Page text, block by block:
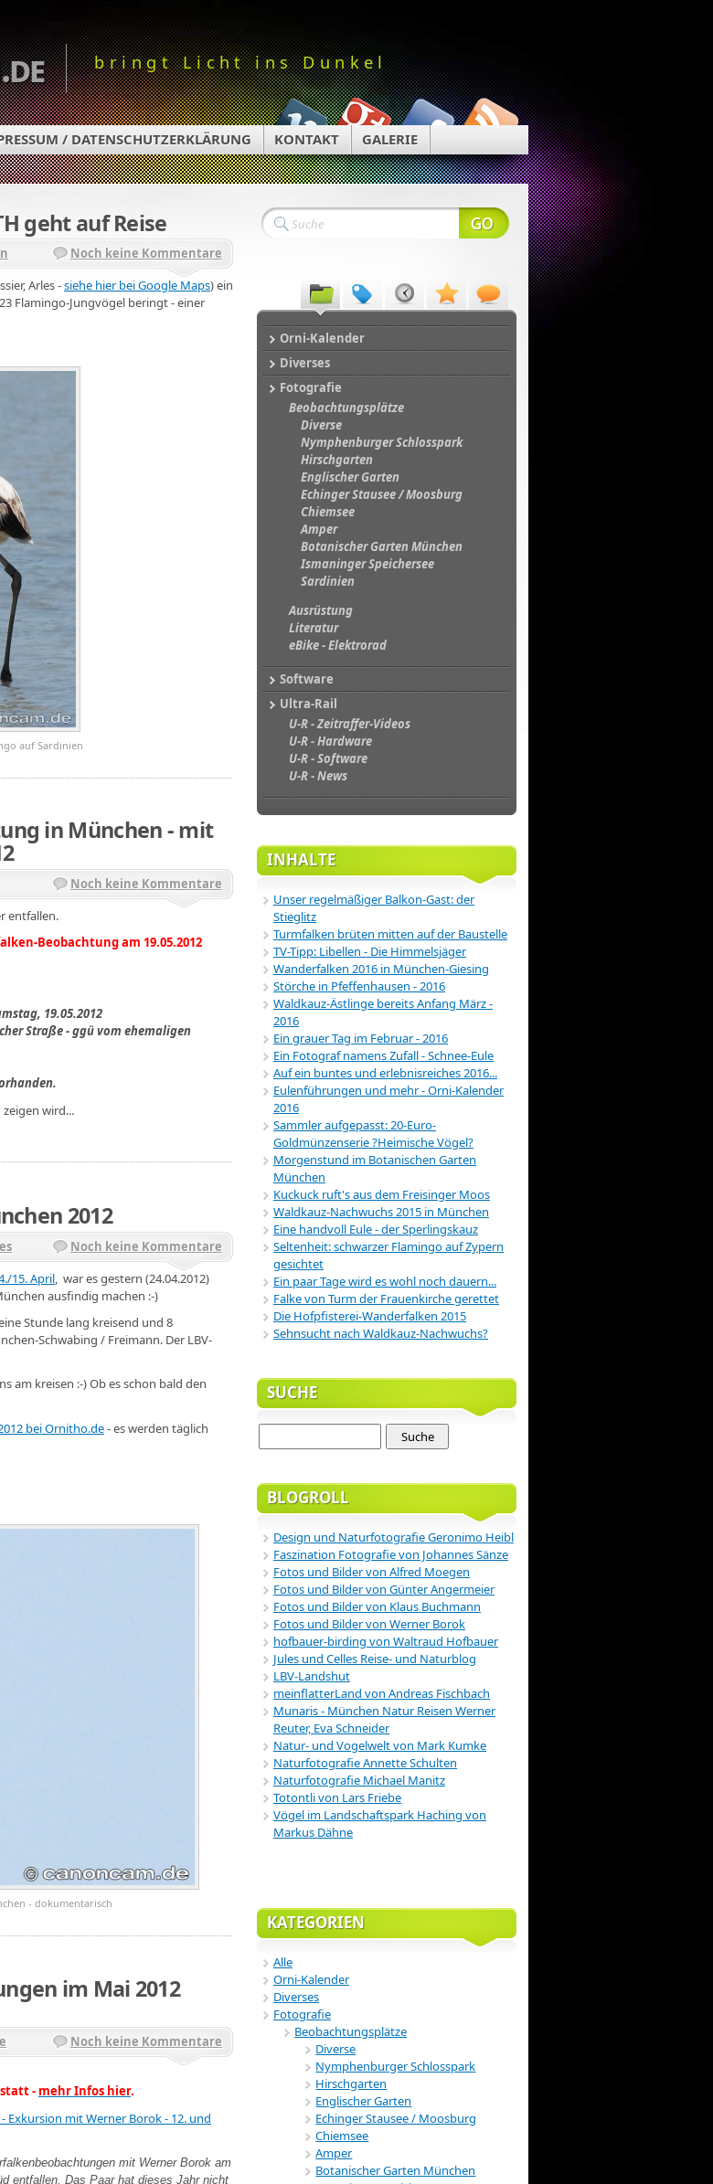
bringt Licht ins Dunkel
/ DATENSCHUTZERKLÄRUNG KONTAKT GALERIE
geht auf Reise
Noch keine Kommentare
Arles -siehe hier bei Google Maps) ein
Flamingo-Jungvögel beringt - einer
auf Sardinien
in München - mit
Noch keine Kommentare
entfallen.
Beobachtung am 19.05.2012
19.05.2012
Straße - ggü vom ehemaligen
zeigen wird...
2012
Noch keine Kommentare
15. April, war es gestern (24.04.2012)
ausfindig machen :-)
Stunde lang kreisend und 8
Schwabing / Freimann. Der LBV-
am kreisen :-) Ob es schon bald den
bei Ornitho.de- es werden täglich
- dokumentarisch
im Mai 2012
Noch keine Kommentare
- mehr Infos hier.
mit Werner Borok - 12. und
mit Werner Borok am
entfallen. Das Paar hat dieses Jahr nicht
Orni-Kalender
Diverses
Fotografie
Beobachtungsplätze
Diverse
Nymphenburger Schlosspark
Hirschgarten
Englischer Garten
Echinger Stausee / Moosburg
Chiemsee
Amper
Botanischer Garten München
Ismaninger Speichersee
Sardinien
Ausrüstung
Literatur
eBike - Elektrorad
Software
Ultra-Rail
U-R - Zeitraffer-Videos
U-R - Hardware
U-R - Software
U-R - News
INHALTE
Unser regelmäßiger Balkon-Gast: der
Stieglitz
Turmfalken brüten mitten auf der Baustelle
TV-Tipp: Libellen - Die Himmelsjäger
Wanderfalken 2016 in München-Giesing
Störche in Pfeffenhausen - 2016
Waldkauz-Ästlinge bereits Anfang März -
2016
Ein grauer Tag im Februar - 2016
Ein Fotograf namens Zufall - Schnee-Eule
Auf ein buntes und erlebnisreiches 2016...
Eulenführungen und mehr - Orni-Kalender
2016
Sammler aufgepasst: 20-Euro-
Goldmünzenserie ?Heimische Vögel?
Morgenstund im Botanischen Garten
München
Kuckuck ruft's aus dem Freisinger Moos
Waldkauz-Nachwuchs 2015 in München
Eine handvoll Eule - der Sperlingskauz
Seltenheit: schwarzer Flamingo auf Zypern
gesichtet
Ein paar Tage wird es wohl noch dauern...
Falke von Turm der Frauenkirche gerettet
Die Hofpfisterei-Wanderfalken 2015
Sehnsucht nach Waldkauz-Nachwuchs?
SUCHE
BLOGROLL
Design und Naturfotografie Geronimo Heibl
Faszination Fotografie von Johannes Sänze
Fotos und Bilder von Alfred Moegen
Fotos und Bilder von Günter Angermeier
Fotos und Bilder von Klaus Buchmann
Fotos und Bilder von Werner Borok
hofbauer-birding von Waltraud Hofbauer
Jules und Celles Reise- und Naturblog
LBV-Landshut
meinflatterLand von Andreas Fischbach
Munaris - München Natur Reisen Werner
Reuter, Eva Schneider
Natur- und Vogelwelt von Mark Kumke
Naturfotografie Annette Schulten
Naturfotografie Michael Manitz
Totontli von Lars Friebe
Vögel im Landschaftspark Haching von
Markus Dähne
KATEGORIEN
Alle
Orni-Kalender
Diverses
Fotografie
Beobachtungsplätze
Diverse
Nymphenburger Schlosspark
Hirschgarten
Englischer Garten
Echinger Stausee / Moosburg
Chiemsee
Amper
Botanischer Garten München